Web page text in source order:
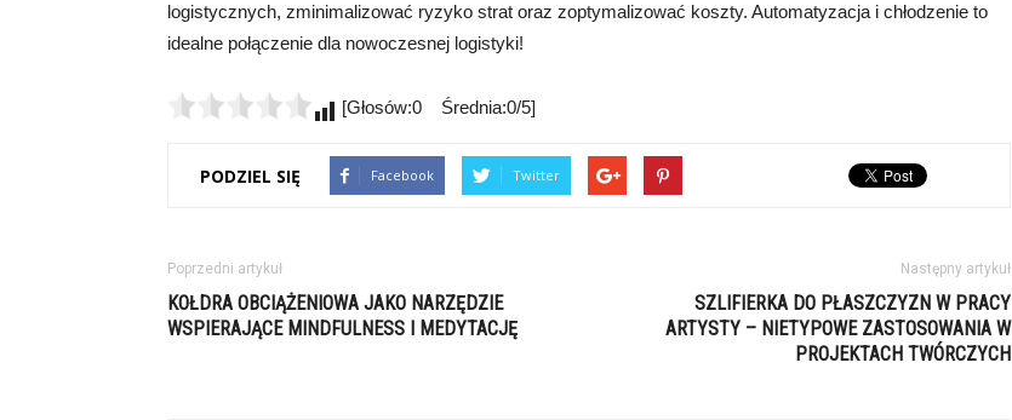
logistycznych, zminimalizować ryzyko strat oraz zoptymalizować koszty. Automatyzacja i chłodzenie to
idealne połączenie dla nowoczesnej logistyki!
[Głosów:0 Średnia:0/5]
PODZIEL SIĘ Facebook Twitter
Poprzedni artykuł
KOŁDRA OBCIĄŻENIOWA JAKO NARZĘDZIE
WSPIERAJĄCE MINDFULNESS I MEDYTACJĘ
Następny artykuł
SZLIFIERKA DO PŁASZCZYZN W PRACY
ARTYSTY – NIETYPOWE ZASTOSOWANIA W
PROJEKTACH TWÓRCZYCH